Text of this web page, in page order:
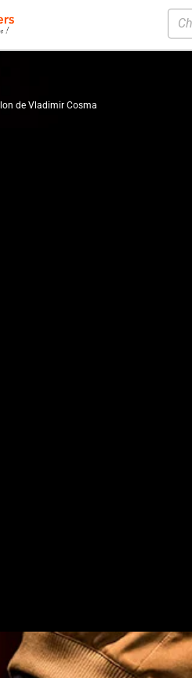
de Vladimir Cosma